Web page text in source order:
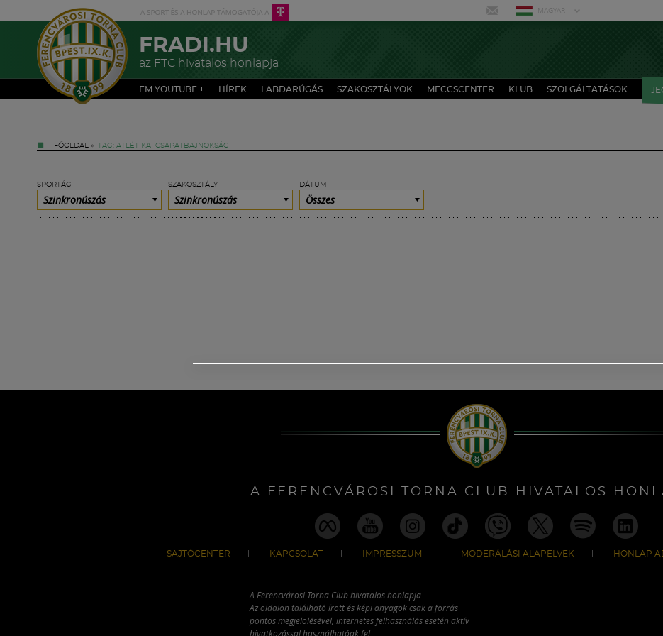
MAGYAR
FRADI.HU
az FTC hivatalos honlapja
FM YOUTUBE + HÍREK LABDARÚGÁS SZAKOSZTÁLYOK MECCSCENTER KLUB SZOLGÁLTATÁSOK
FŐOLDAL » TAG: ATLÉTIKAI CSAPATBAJNOKSÁG
SPORTÁG
Szinkronúszás
SZAKOSZTÁLY
Szinkronúszás
DÁTUM
Összes
A FERENCVÁROSI TORNA CLUB HIVATALOS
SAJTÓCENTER KAPCSOLAT IMPRESSZUM MODERÁLÁSI ALAPELVEK HONLAP
A Ferencvárosi Torna Club hivatalos honlapja
Az oldalon található írott és képi anyagok csak a forrás
pontos megjelölésével, internetes felhasználás esetén aktív
hivatkozással használhatóak fel.